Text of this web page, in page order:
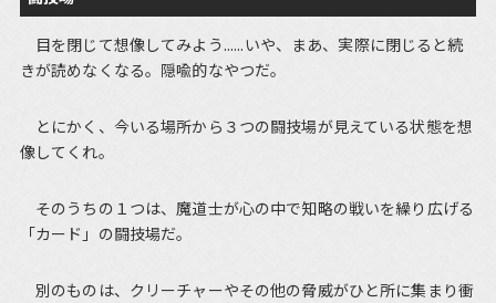
目を閉じて想像してみよう......いや、まあ、実際に閉じると続
きが読めなくなる。隠喩的なやつだ。
とにかく、今いる場所から３つの闘技場が見えている状態を想
像してくれ。
そのうちの１つは、魔道士が心の中で知略の戦いを繰り広げる
「カード」の闘技場だ。
別のものは、クリーチャーやその他の脅威がひと所に集まり衝